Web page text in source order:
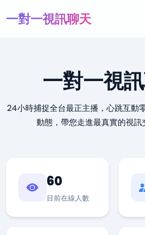
一對一視訊聊天
一對一視
24小時捕捉全台最正主播，心跳互動
動態，帶您走進最真實的視訊
60
目前在線人數